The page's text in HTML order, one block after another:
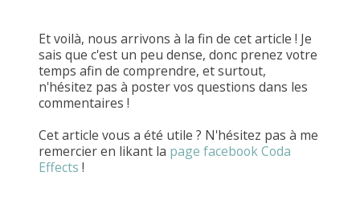
Et voilà, nous arrivons à la fin de cet article ! Je
sais que c'est un peu dense, donc prenez votre
temps afin de comprendre, et surtout,
n'hésitez pas à poster vos questions dans les
commentaires !
Cet article vous a été utile ? N'hésitez pas à me
remercier en likant la page facebook Coda
Effects !